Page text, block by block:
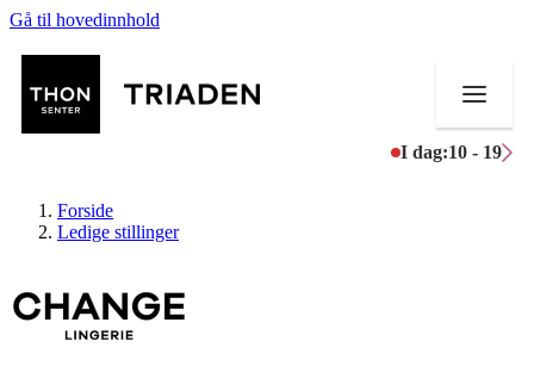
Gå til hovedinnhold
I dag:10 - 19
Butikker
Forside
Ledige stillinger